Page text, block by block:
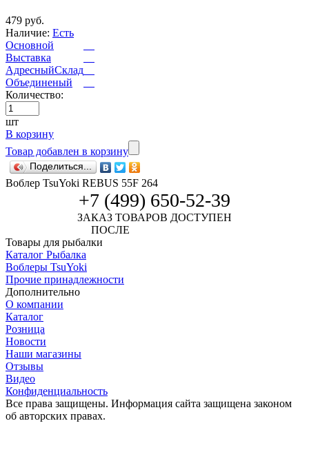
479 руб.
Наличие: Есть
Основной
Выставка
АдресныйСклад
Объединеный
Количество:
шт
В корзину
Товар добавлен в корзину
Поделиться...
Воблер TsuYoki REBUS 55F 264
+7 (499) 650-52-39
ЗАКАЗ ТОВАРОВ ДОСТУПЕН
ПОСЛЕ
Товары для рыбалки
Каталог Рыбалка
Воблеры TsuYoki
Прочие принадлежности
Дополнительно
О компании
Каталог
Розница
Новости
Наши магазины
Отзывы
Видео
Конфиденциальность
Все права защищены. Информация сайта защищена законом
об авторских правах.